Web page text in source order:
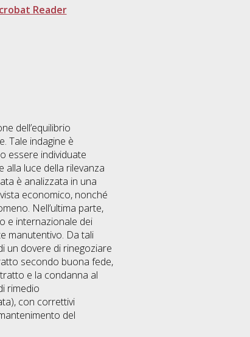
Reader
dell’equilibrio
Tale indagine è
essere individuate
alla luce della rilevanza
è analizzata in una
economico, nonché
Nell’ultima parte,
e internazionale dei
manutentivo. Da tali
un dovere di rinegoziare
secondo buona fede,
e la condanna al
rimedio
con correttivi
del